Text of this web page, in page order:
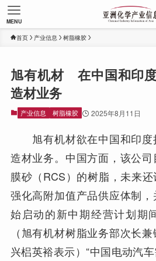
MENU
首页 产业信息 树脂橡胶
旭有机材 在中国和印
造材业务
产业信息 树脂橡胶 2025年8月11日
旭有机材欲在中国和印度
造材业务。中国方面，该公
膜砂（RCS）的树脂，未来
强化高附加值产品供应体制
始启动的新中期经营计划期
（旭有机材树脂业务部次长
兴梠英裕表示）“中国电动汽